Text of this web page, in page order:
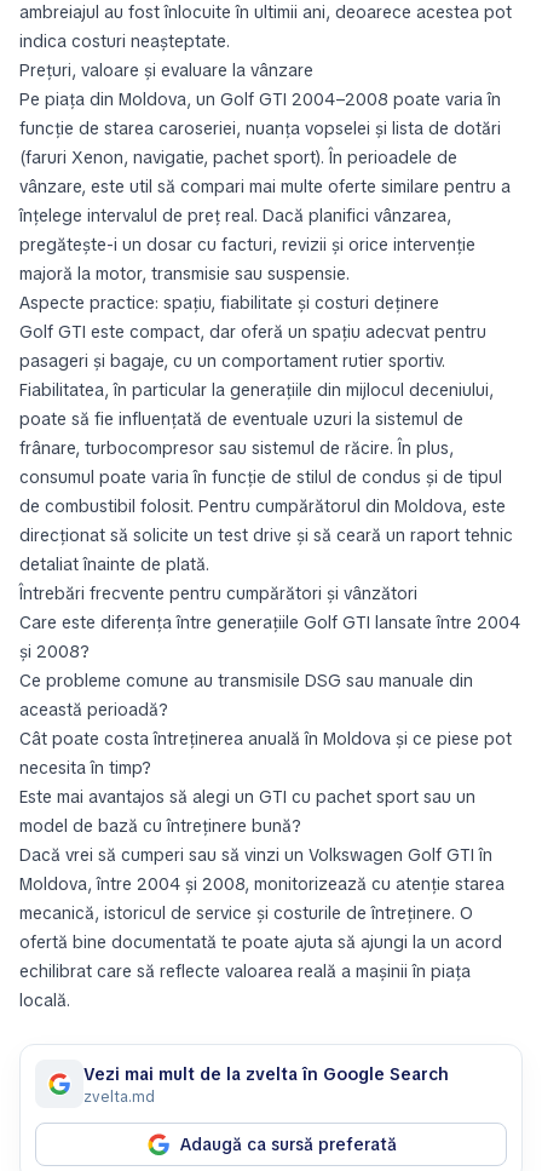
ambreiajul au fost înlocuite în ultimii ani, deoarece acestea pot
indica costuri neașteptate.
Prețuri, valoare și evaluare la vânzare
Pe piața din Moldova, un Golf GTI 2004–2008 poate varia în
funcție de starea caroseriei, nuanța vopselei și lista de dotări
(faruri Xenon, navigatie, pachet sport). În perioadele de
vânzare, este util să compari mai multe oferte similare pentru a
înțelege intervalul de preț real. Dacă planifici vânzarea,
pregătește-i un dosar cu facturi, revizii și orice intervenție
majoră la motor, transmisie sau suspensie.
Aspecte practice: spațiu, fiabilitate și costuri deținere
Golf GTI este compact, dar oferă un spațiu adecvat pentru
pasageri și bagaje, cu un comportament rutier sportiv.
Fiabilitatea, în particular la generațiile din mijlocul deceniului,
poate să fie influențată de eventuale uzuri la sistemul de
frânare, turbocompresor sau sistemul de răcire. În plus,
consumul poate varia în funcție de stilul de condus și de tipul
de combustibil folosit. Pentru cumpărătorul din Moldova, este
direcționat să solicite un test drive și să ceară un raport tehnic
detaliat înainte de plată.
Întrebări frecvente pentru cumpărători și vânzători
Care este diferența între generațiile Golf GTI lansate între 2004
și 2008?
Ce probleme comune au transmisile DSG sau manuale din
această perioadă?
Cât poate costa întreținerea anuală în Moldova și ce piese pot
necesita în timp?
Este mai avantajos să alegi un GTI cu pachet sport sau un
model de bază cu întreținere bună?
Dacă vrei să cumperi sau să vinzi un Volkswagen Golf GTI în
Moldova, între 2004 și 2008, monitorizează cu atenție starea
mecanică, istoricul de service și costurile de întreținere. O
ofertă bine documentată te poate ajuta să ajungi la un acord
echilibrat care să reflecte valoarea reală a mașinii în piața
locală.
Vezi mai mult de la zvelta în Google Search
zvelta.md
Adaugă ca sursă preferată